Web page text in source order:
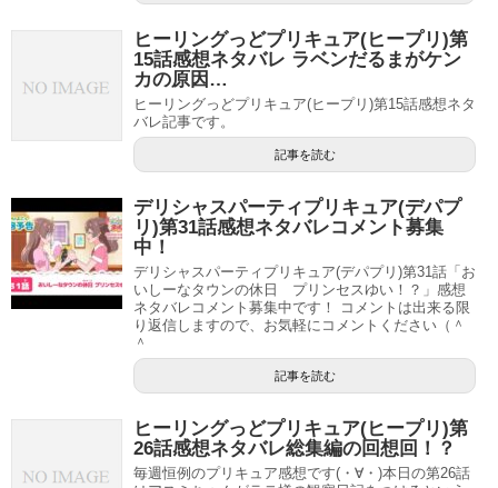
っと似てますね。
ヒーリングっどプリキュア(ヒープリ)第
15話感想ネタバレ ラベンだるまがケン
カの原因…
ヒーリングっどプリキュア(ヒープリ)第15話感想ネタ
バレ記事です。
記事を読む
デリシャスパーティプリキュア(デパプ
リ)第31話感想ネタバレコメント募集
中！
デリシャスパーティプリキュア(デパプリ)第31話「お
いしーなタウンの休日 プリンセスゆい！？」感想
ネタバレコメント募集中です！ コメントは出来る限
り返信しますので、お気軽にコメントください（＾
＾
記事を読む
ヒーリングっどプリキュア(ヒープリ)第
26話感想ネタバレ総集編の回想回！？
毎週恒例のプリキュア感想です(・∀・)本日の第26話